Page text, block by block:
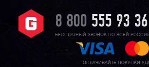
8 800 555 93 36
БЕСПЛАТНЫЙ ЗВОНОК ПО ВСЕЙ РОССИИ
ОПЛАЧИВАЙТЕ ПОКУПКИ